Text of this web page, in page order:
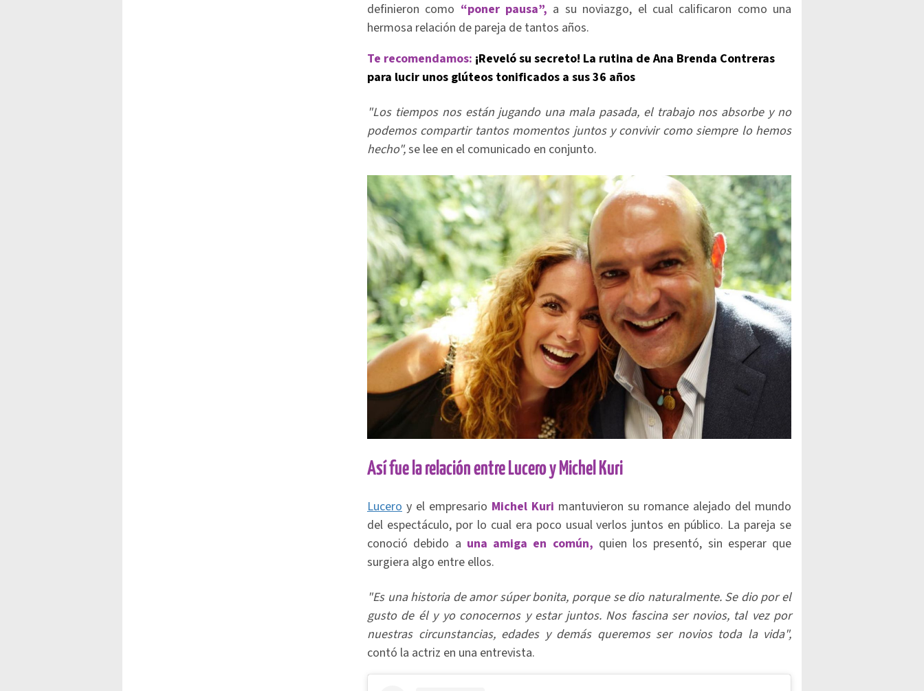
definieron como “poner pausa”, a su noviazgo, el cual calificaron como una
hermosa relación de pareja de tantos años.
Te recomendamos: ¡Reveló su secreto! La rutina de Ana Brenda Contreras
para lucir unos glúteos tonificados a sus 36 años
"Los tiempos nos están jugando una mala pasada, el trabajo nos absorbe y no
podemos compartir tantos momentos juntos y convivir como siempre lo hemos
hecho",se lee en el comunicado en conjunto.
Así fue la relación entre Lucero y Michel Kuri
Lucero y el empresario Michel Kuri mantuvieron su romance alejado del mundo
del espectáculo, por lo cual era poco usual verlos juntos en público. La pareja se
conoció debido a una amiga en común, quien los presentó, sin esperar que
surgiera algo entre ellos.
"Es una historia de amor súper bonita, porque se dio naturalmente. Se dio por el
gusto de él y yo conocernos y estar juntos. Nos fascina ser novios, tal vez por
nuestras circunstancias, edades y demás queremos ser novios toda la vida",
contó la actriz en una entrevista.